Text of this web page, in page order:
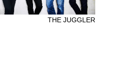
THE JUGGLER